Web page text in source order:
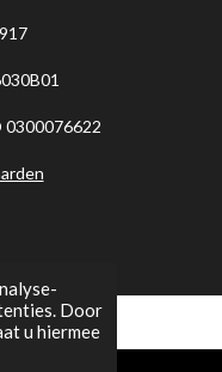
Door
u hiermee
0300076622